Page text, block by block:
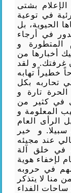
الإعلام بشتى
في توعية
الحيوية، بل
في أرجاء
المتطورة و
أخبارها من
غرفتك. و لقد
خطيراً تهابه
تحاربه بكل
تارة و
في كثير من
المعلومة و
الرأى العام
سبيلا. و خير
عند مجيئه
في خلق آلة
لإخفاء هوية
في حروبه
منا لا يتذكر